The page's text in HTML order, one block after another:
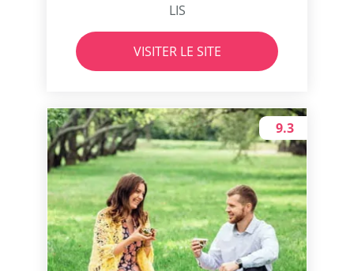
LIS
VISITER LE SITE
9.3